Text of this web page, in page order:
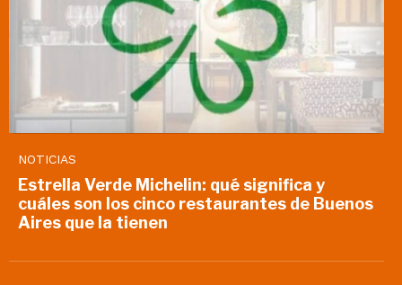
NOTICIAS
Estrella Verde Michelin: qué significa y
cuáles son los cinco restaurantes de Buenos
Aires que la tienen